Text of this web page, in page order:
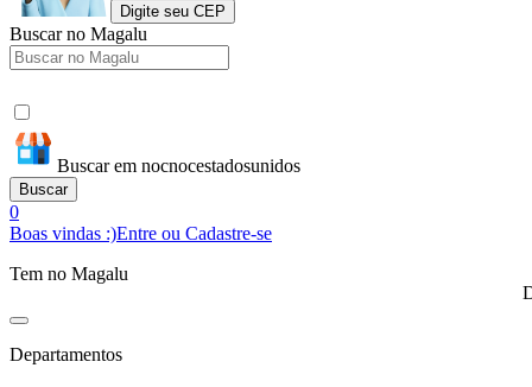
Digite seu CEP
Buscar no Magalu
Buscar em nocnocestadosunidos
Buscar
0
Boas vindas :)Entre ou Cadastre-se
Tem no Magalu
Departamentos